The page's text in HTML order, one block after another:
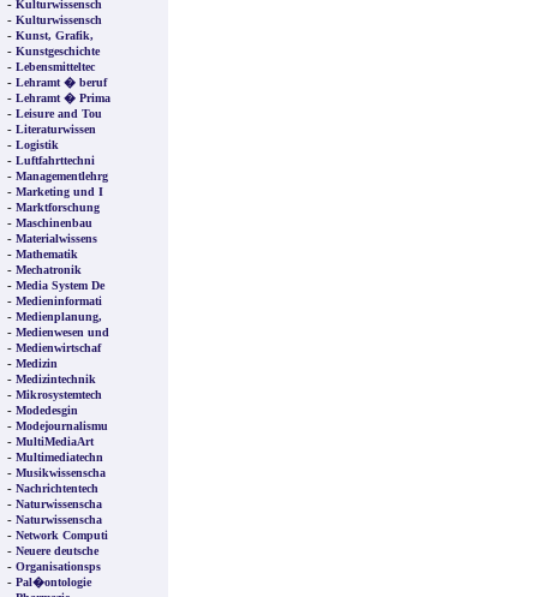
- Kulturwissensch
- Kulturwissensch
- Kunst, Grafik,
- Kunstgeschichte
- Lebensmitteltec
- Lehramt � beruf
- Lehramt � Prima
- Leisure and Tou
- Literaturwissen
- Logistik
- Luftfahrttechni
- Managementlehrg
- Marketing und I
- Marktforschung
- Maschinenbau
- Materialwissens
- Mathematik
- Mechatronik
- Media System De
- Medieninformati
- Medienplanung,
- Medienwesen und
- Medienwirtschaf
- Medizin
- Medizintechnik
- Mikrosystemtech
- Modedesgin
- Modejournalismu
- MultiMediaArt
- Multimediatechn
- Musikwissenscha
- Nachrichtentech
- Naturwissenscha
- Naturwissenscha
- Network Computi
- Neuere deutsche
- Organisationsps
- Pal�ontologie